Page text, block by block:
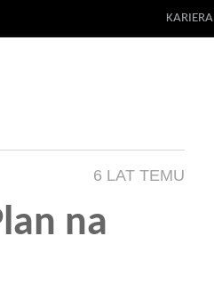
KARIERA
6 LAT TEMU
na